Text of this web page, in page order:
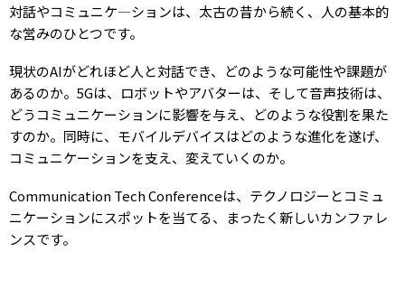
対話やコミュニケ―ションは、太古の昔から続く、人の基本的
な営みのひとつです。
現状のAIがどれほど人と対話でき、どのような可能性や課題が
あるのか。5Gは、ロボットやアバターは、そして音声技術は、
どうコミュニケーションに影響を与え、どのような役割を果た
すのか。同時に、モバイルデバイスはどのような進化を遂げ、
コミュニケーションを支え、変えていくのか。
Communication Tech Conferenceは、テクノロジーとコミュ
ニケーションにスポットを当てる、まったく新しいカンファレ
ンスです。